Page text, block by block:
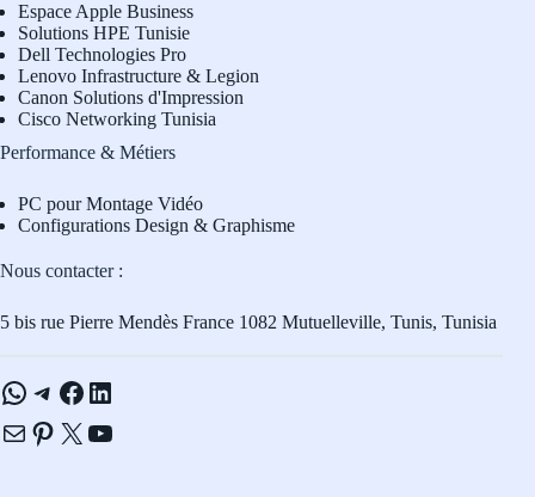
Espace Apple Business
Solutions HPE Tunisie
Dell Technologies Pro
Lenovo Infrastructure & Legion
Canon Solutions d'Impression
Cisco Networking Tunisia
Performance & Métiers
PC pour Montage Vidéo
Configurations Design & Graphisme
Nous contacter :
5 bis rue Pierre Mendès France 1082 Mutuelleville, Tunis, Tunisia
WhatsApp
Telegram
Facebook
LinkedIn
E-mailPinterest
X YouTube